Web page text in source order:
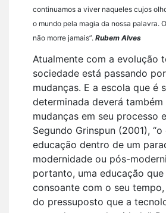
continuamos a viver naqueles cujos
o mundo pela magia da nossa palavra.
não morre jamais”. Rubem Alves
Atualmente com a evolução
sociedade está passando
mudanças. E a escola que é
determinada deverá
mudanças em seu processo
Segundo Grinspun (2001),
educação dentro de um
modernidade ou pós-
portanto, uma educação que
consoante com o seu
do pressuposto que a